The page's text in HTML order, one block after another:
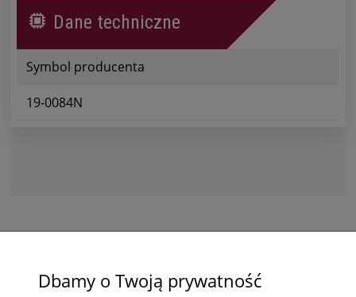
Dane techniczne
Symbol producenta
19-0084N
ZAKUPY
Dbamy o Twoją prywatność